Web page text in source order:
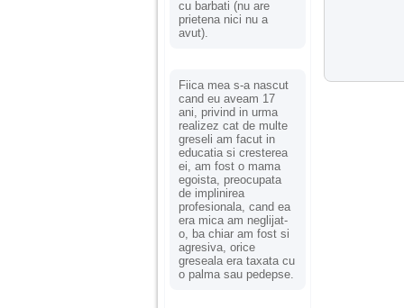
prietena nici nu a
avut).
cand eu aveam 17
ani, privind in urma
realizez cat de multe
greseli am facut in
educatia si cresterea
ei, am fost o mama
egoista, preocupata
de implinirea
profesionala, cand ea
era mica am neglijat-
o, ba chiar am fost si
agresiva, orice
greseala era taxata cu
o palma sau pedepse.